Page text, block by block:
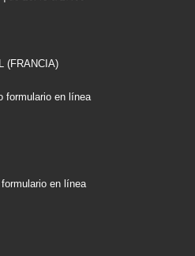
(FRANCIA)
formulario en línea
en línea